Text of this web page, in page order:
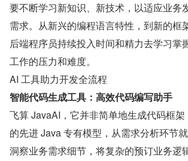
要不断学习新知识、新技术，以适应业务
需求。从新兴的编程语言特性，到新的框
后端程序员持续投入时间和精力去学习掌
工作的压力和难度。
AI 工具助力开发全流程
智能代码生成工具：高效代码编写助手
飞算 JavaAI，它并非简单地生成代码框
的先进 Java 专有模型，从需求分析环节
洞察业务需求细节，将复杂的预订业务逻